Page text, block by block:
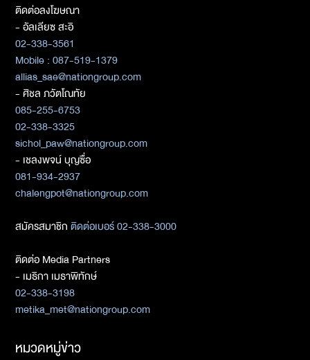
ติดต่อลงโฆษณา
- อัลเลียซ สะอิ
02-338-3561
Mobile : 087-519-1379
allias_sae@nationgroup.com
- ศิชล ภวัตโณทัย
085-255-6753
02-338-3325
sichol_paw@nationgroup.com
- เชลงพจน์ บุญซื่อ
081-934-2937
chalengpot@nationgroup.com
สมัครสมาชิกติดต่อเบอร์ 02-338-3000
ติดต่อ Media Partners
- เมธิกา เมธาพิทักษ์
02-338-3198
metika_met@nationgroup.com
หมวดหมู่ข่าว